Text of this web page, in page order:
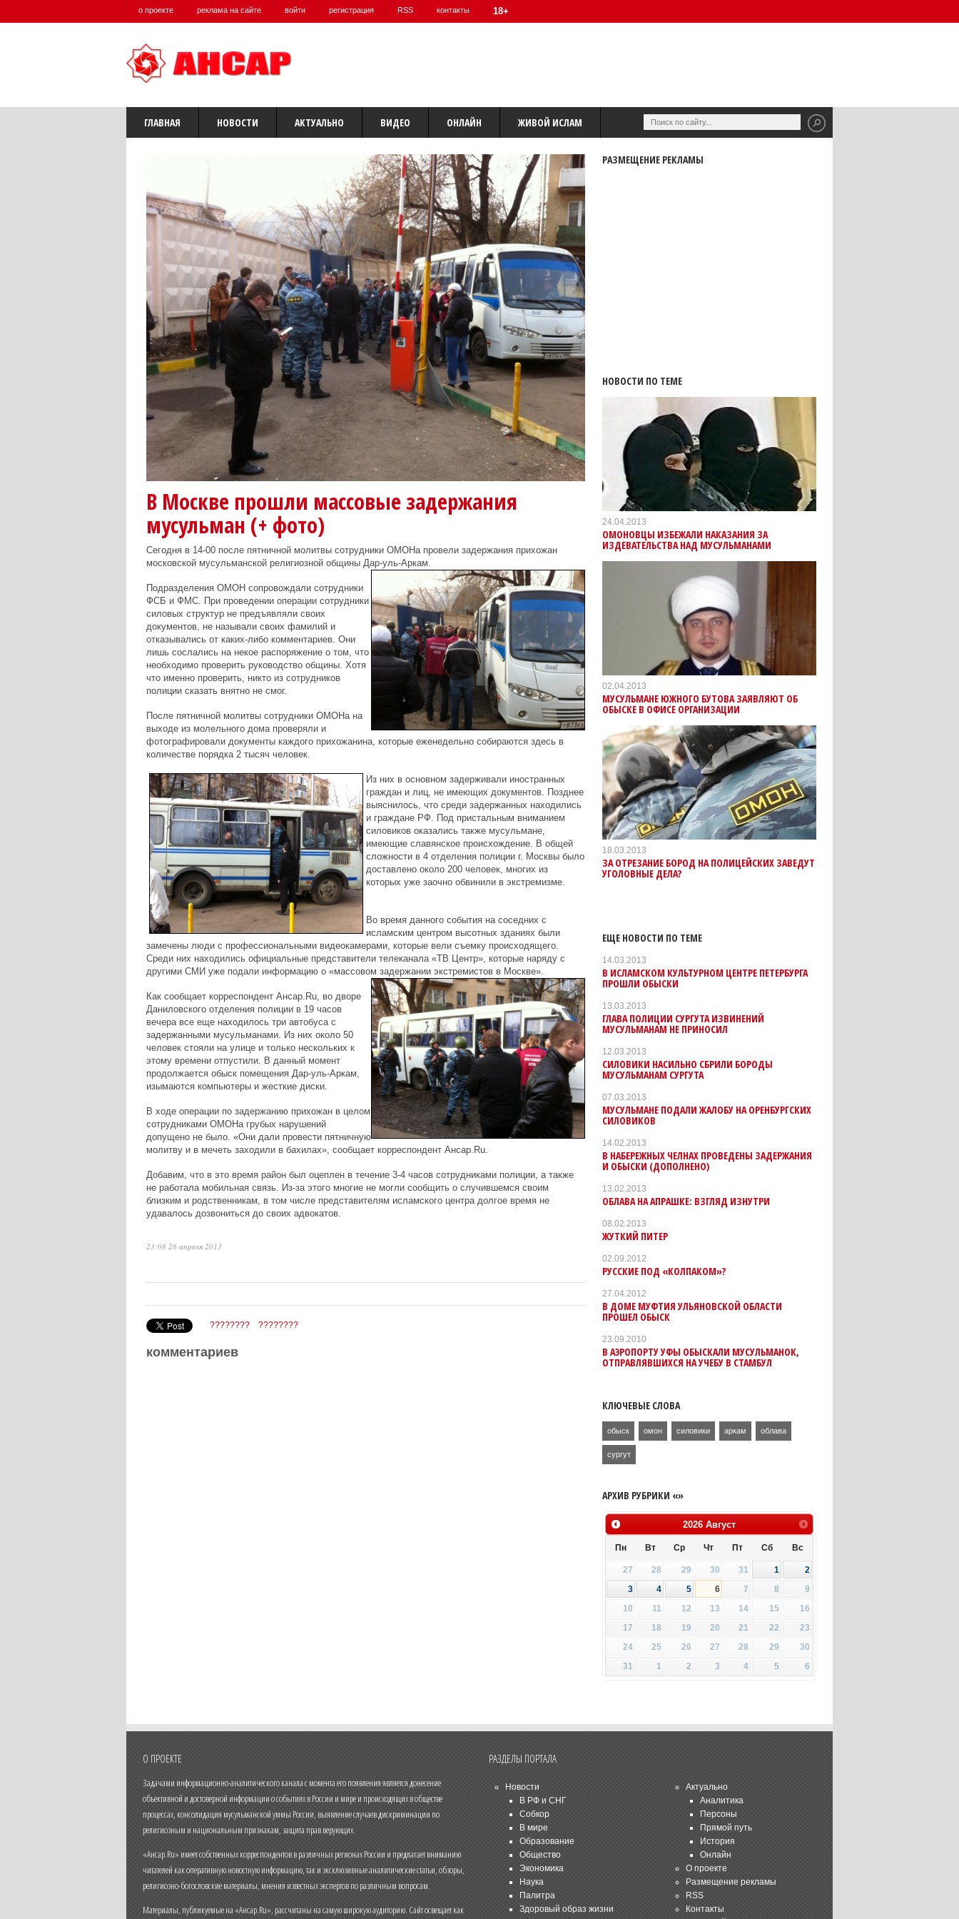
о проекте реклама на сайте войти регистрация RSS контакты 18+
ГЛАВНАЯ НОВОСТИ АКТУАЛЬНО ВИДЕО ОНЛАЙН ЖИВОЙ ИСЛАМ
В Москве прошли массовые задержания
мусульман (+ фото)
Сегодня в 14-00 после пятничной молитвы сотрудники ОМОНа провели задержания прихожан
московской мусульманской религиозной общины Дар-уль-Аркам.
Подразделения ОМОН сопровождали сотрудники
ФСБ и ФМС. При проведении операции сотрудники
силовых структур не предъявляли своих
документов, не называли своих фамилий и
отказывались от каких-либо комментариев. Они
лишь сослались на некое распоряжение о том, что
необходимо проверить руководство общины. Хотя
что именно проверить, никто из сотрудников
полиции сказать внятно не смог.
После пятничной молитвы сотрудники ОМОНа на
выходе из молельного дома проверяли и
фотографировали документы каждого прихожанина, которые еженедельно собираются здесь в
количестве порядка 2 тысяч человек.
Из них в основном задерживали иностранных
граждан и лиц, не имеющих документов. Позднее
выяснилось, что среди задержанных находились
и граждане РФ. Под пристальным вниманием
силовиков оказались также мусульмане,
имеющие славянское происхождение. В общей
сложности в 4 отделения полиции г. Москвы было
доставлено около 200 человек, многих из
которых уже заочно обвинили в экстремизме.
Во время данного события на соседних с
исламским центром высотных зданиях были
замечены люди с профессиональными видеокамерами, которые вели съемку происходящего.
Среди них находились официальные представители телеканала «ТВ Центр», которые наряду с
другими СМИ уже подали информацию о «массовом задержании экстремистов в Москве».
Как сообщает корреспондент Ансар.Ru, во дворе
Даниловского отделения полиции в 19 часов
вечера все еще находилось три автобуса с
задержанными мусульманами. Из них около 50
человек стояли на улице и только нескольких к
этому времени отпустили. В данный момент
продолжается обыск помещения Дар-уль-Аркам,
изымаются компьютеры и жесткие диски.
В ходе операции по задержанию прихожан в целом
сотрудниками ОМОНа грубых нарушений
допущено не было. «Они дали провести пятничную
молитву и в мечеть заходили в бахилах», сообщает корреспондент Ансар.Ru.
Добавим, что в это время район был оцеплен в течение 3-4 часов сотрудниками полиции, а также
не работала мобильная связь. Из-за этого многие не могли сообщить о случившемся своим
близким и родственникам, в том числе представителям исламского центра долгое время не
удавалось дозвониться до своих адвокатов.
23:08 26 апреля 2013
???????? ????????
комментариев
РАЗМЕЩЕНИЕ РЕКЛАМЫ
НОВОСТИ ПО ТЕМЕ
24.04.2013
ОМОНОВЦЫ ИЗБЕЖАЛИ НАКАЗАНИЯ ЗА
ИЗДЕВАТЕЛЬСТВА НАД МУСУЛЬМАНАМИ
02.04.2013
МУСУЛЬМАНЕ ЮЖНОГО БУТОВА ЗАЯВЛЯЮТ ОБ
ОБЫСКЕ В ОФИСЕ ОРГАНИЗАЦИИ
18.03.2013
ЗА ОТРЕЗАНИЕ БОРОД НА ПОЛИЦЕЙСКИХ ЗАВЕДУТ
УГОЛОВНЫЕ ДЕЛА?
ЕЩЕ НОВОСТИ ПО ТЕМЕ
14.03.2013
В ИСЛАМСКОМ КУЛЬТУРНОМ ЦЕНТРЕ ПЕТЕРБУРГА
ПРОШЛИ ОБЫСКИ
13.03.2013
ГЛАВА ПОЛИЦИИ СУРГУТА ИЗВИНЕНИЙ
МУСУЛЬМАНАМ НЕ ПРИНОСИЛ
12.03.2013
СИЛОВИКИ НАСИЛЬНО СБРИЛИ БОРОДЫ
МУСУЛЬМАНАМ СУРГУТА
07.03.2013
МУСУЛЬМАНЕ ПОДАЛИ ЖАЛОБУ НА ОРЕНБУРГСКИХ
СИЛОВИКОВ
14.02.2013
В НАБЕРЕЖНЫХ ЧЕЛНАХ ПРОВЕДЕНЫ ЗАДЕРЖАНИЯ
И ОБЫСКИ (ДОПОЛНЕНО)
13.02.2013
ОБЛАВА НА АПРАШКЕ: ВЗГЛЯД ИЗНУТРИ
08.02.2013
ЖУТКИЙ ПИТЕР
02.09.2012
РУССКИЕ ПОД «КОЛПАКОМ»?
27.04.2012
В ДОМЕ МУФТИЯ УЛЬЯНОВСКОЙ ОБЛАСТИ
ПРОШЕЛ ОБЫСК
23.09.2010
В АЭРОПОРТУ УФЫ ОБЫСКАЛИ МУСУЛЬМАНОК,
ОТПРАВЛЯВШИХСЯ НА УЧЕБУ В СТАМБУЛ
КЛЮЧЕВЫЕ СЛОВА
обыск омон силовики аркам облава
сургут
АРХИВ РУБРИКИ «»
2026 Август
Пн Вт Ср Чт Пт Сб Вс
27 28 29 30 31 1
2
3
4 5 6 7 8
9
10
11 12 13 14 15
16
17
18 19 20 21 22
23
24
25 26 27 28 29
30
31
1 2 3 4 5 6
О ПРОЕКТЕ
Задачами информационно-аналитического канала с момента его появления является донесение
объективной и достоверной информации о событиях в России и мире и происходящих в обществе
процессах, консолидация мусульманской уммы России, выявление случаев дискриминации по
религиозным и национальным признакам, защита прав верующих.
«Ансар.Ru» имеет собственных корреспондентов в различных регионах России и предлагает вниманию
читателей как оперативную новостную информацию, так и эксклюзивные аналитические статьи, обзоры,
религиозно-богословские материалы, мнения известных экспертов по различным вопросам.
Материалы, публикуемые на «Ансар.Ru», рассчитаны на самую широкую аудиторию. Сайт освещает как
РАЗДЕЛЫ ПОРТАЛА
Новости
В РФ и СНГ
Собкор
В мире
Образование
Общество
Экономика
Наука
Палитра
Здоровый образ жизни
Актуально
Аналитика
Персоны
Прямой путь
История
Онлайн
О проекте
Размещение рекламы
RSS
Контакты